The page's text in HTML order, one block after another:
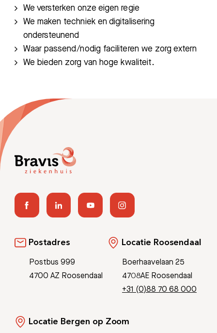
We versterken onze eigen regie
We maken techniek en digitalisering
ondersteunend
Waar passend/nodig faciliteren we zorg extern
We bieden zorg van hoge kwaliteit.
Postadres
Postbus 999
4700 AZ Roosendaal
Locatie Roosendaal
Boerhaavelaan 25
4708AE Roosendaal
+31 (0)88 70 68 000
Locatie Bergen op Zoom